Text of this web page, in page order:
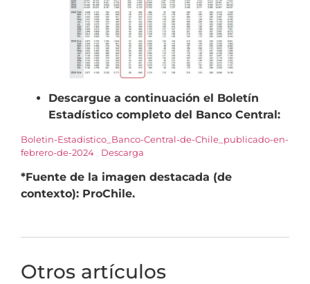
Descargue a continuación el Boletín
Estadístico completo del Banco Central:
Boletin-Estadistico_Banco-Central-de-Chile_publicado-en-
febrero-de-2024
Descarga
*Fuente de la imagen destacada (de
contexto): ProChile.
Otros artículos